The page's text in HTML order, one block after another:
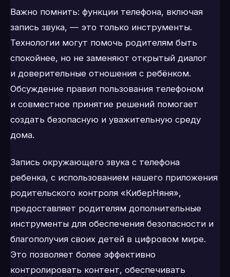
Важно помнить: функции телефона, включая
запись звука, — это только инструменты.
Технологии могут помочь родителям быть
спокойнее, но не заменяют открытый диалог
и доверительные отношения с ребёнком.
Обсуждение правил пользования телефоном
и совместное принятие решений помогает
создать безопасную и уважительную среду
дома.
Запись окружающего звука с телефона
ребенка, с использованием нашего приложения
родительского контроля «КиберНяня»,
предоставляет родителям дополнительные
инструменты для обеспечения безопасности и
благополучия своих детей в цифровом мире.
Это позволяет более эффективно
контролировать контент, обеспечивать